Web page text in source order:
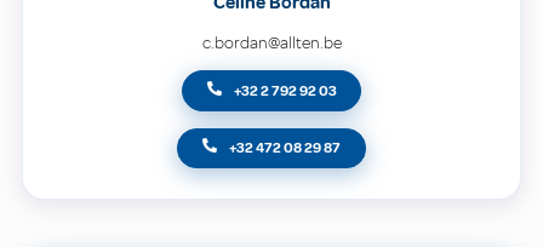
c.bordan@allten.be
+32 2 792 92 03
+32 472 08 29 87